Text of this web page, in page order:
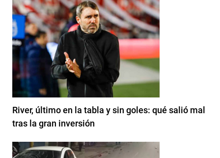
River, último en la tabla y sin goles: qué salió mal
tras la gran inversión